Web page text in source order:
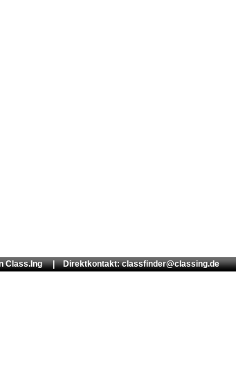
Class.Ing| Direktkontakt: classfinder@classing.de